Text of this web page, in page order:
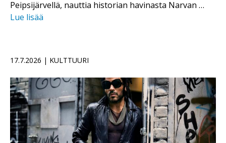
Peipsijärvellä, nauttia historian havinasta Narvan …
Lue lisää
17.7.2026 | KULTTUURI